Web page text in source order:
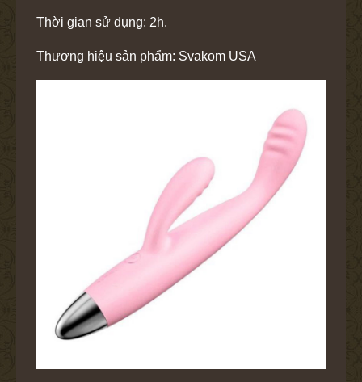
Thời gian sử dụng: 2h.
Thương hiệu sản phẩm: Svakom USA